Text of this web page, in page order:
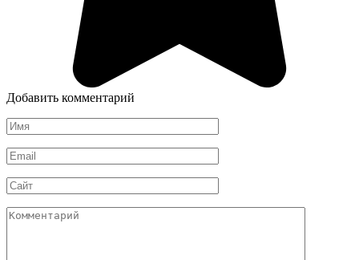
Добавить комментарий
Имя
*
Email
*
Сайт
Комментарий